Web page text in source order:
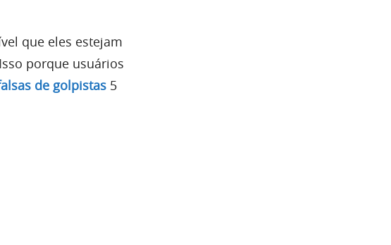
que eles estejam
porque usuários
de golpistas 5